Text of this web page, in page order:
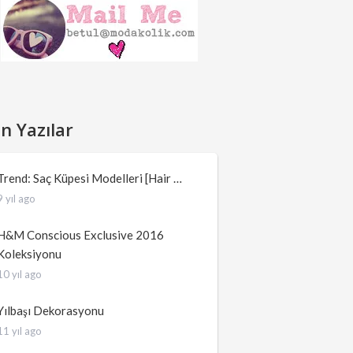
Yazılar
Saç Küpesi Modelleri [Hair …
yıl ago
Conscious Exclusive 2016
yıl ago
Dekorasyonu
yıl ago